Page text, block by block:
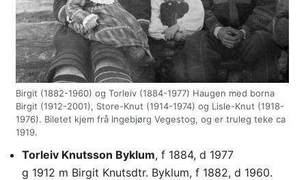
Birgit (1882-1960) og Torleiv (1884-1977) Haugen med borna
Birgit (1912-2001), Store-Knut (1914-1974) og Lisle-Knut (1918-
1976). Biletet kjem frå Ingebjørg Vegestog, og er truleg teke ca
1919.
Torleiv Knutsson Byklum, f 1884, d 1977
g 1912 m Birgit Knutsdtr. Byklum, f 1882, d 1960.